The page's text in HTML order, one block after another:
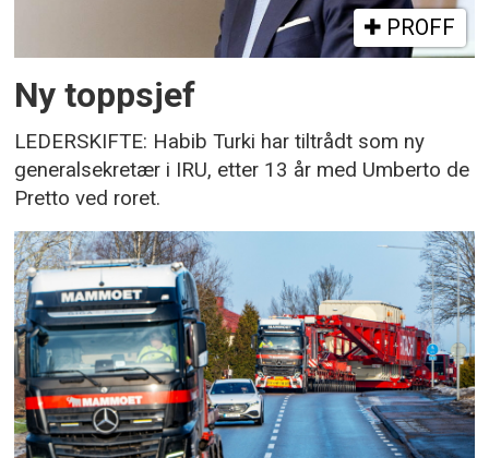
PROFF
Ny toppsjef
LEDERSKIFTE: Habib Turki har tiltrådt som ny
generalsekretær i IRU, etter 13 år med Umberto de
Pretto ved roret.